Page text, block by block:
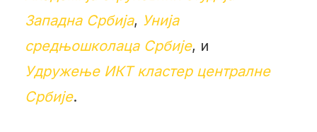
Западна Србија, Унија
средњошколаца Србије, и
Удружење ИКТ кластер централне
Србије.